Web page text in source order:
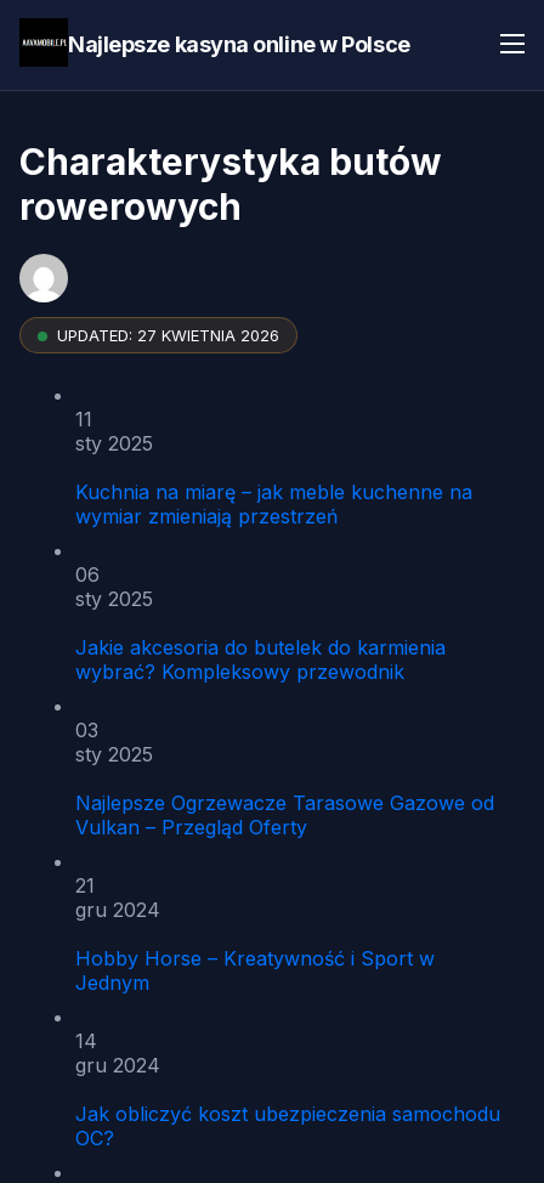
Najlepsze kasyna online w Polsce
Charakterystyka butów
rowerowych
UPDATED: 27 KWIETNIA 2026
11
sty 2025
Kuchnia na miarę – jak meble kuchenne na
wymiar zmieniają przestrzeń
06
sty 2025
Jakie akcesoria do butelek do karmienia
wybrać? Kompleksowy przewodnik
03
sty 2025
Najlepsze Ogrzewacze Tarasowe Gazowe od
Vulkan – Przegląd Oferty
21
gru 2024
Hobby Horse – Kreatywność i Sport w
Jednym
14
gru 2024
Jak obliczyć koszt ubezpieczenia samochodu
OC?